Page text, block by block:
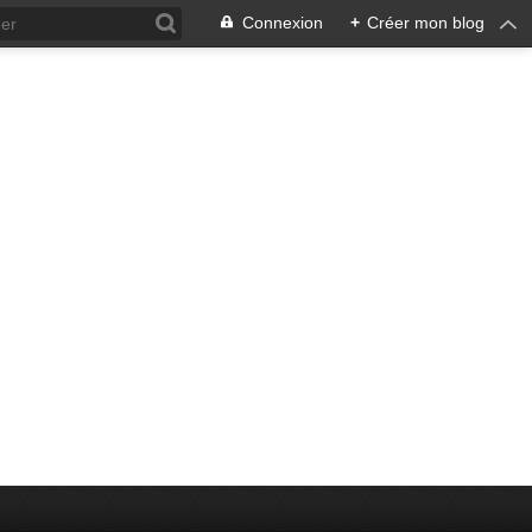
Connexion + Créer mon blog